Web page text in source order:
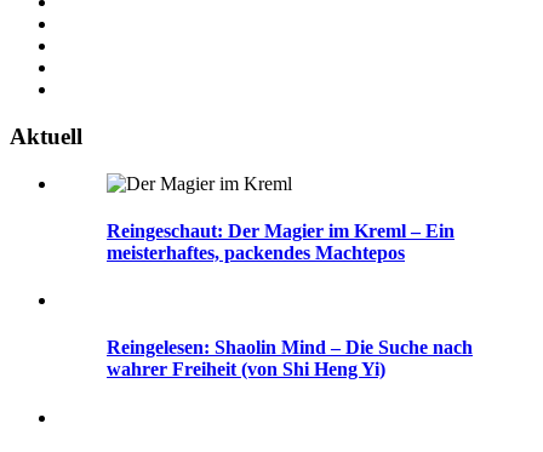
Aktuell
Reingeschaut: Der Magier im Kreml – Ein
meisterhaftes, packendes Machtepos
Reingelesen: Shaolin Mind – Die Suche nach
wahrer Freiheit (von Shi Heng Yi)